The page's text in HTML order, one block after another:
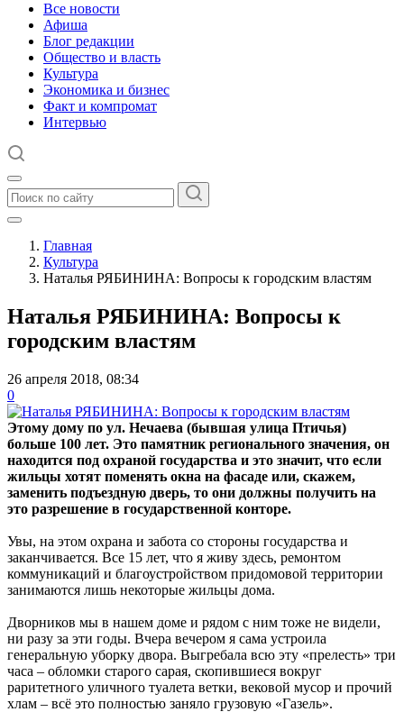
Все новости
Афиша
Блог редакции
Общество и власть
Культура
Экономика и бизнес
Факт и компромат
Интервью
Главная
Культура
Наталья РЯБИНИНА: Вопросы к городским властям
Наталья РЯБИНИНА: Вопросы к
городским властям
26 апреля 2018, 08:34
0
Этому дому по ул. Нечаева (бывшая улица Птичья)
больше 100 лет. Это памятник регионального значения, он
находится под охраной государства и это значит, что если
жильцы хотят поменять окна на фасаде или, скажем,
заменить подъездную дверь, то они должны получить на
это разрешение в государственной конторе.
Увы, на этом охрана и забота со стороны государства и
заканчивается. Все 15 лет, что я живу здесь, ремонтом
коммуникаций и благоустройством придомовой территории
занимаются лишь некоторые жильцы дома.
Дворников мы в нашем доме и рядом с ним тоже не видели,
ни разу за эти годы. Вчера вечером я сама устроила
генеральную уборку двора. Выгребала всю эту «прелесть» три
часа – обломки старого сарая, скопившиеся вокруг
раритетного уличного туалета ветки, вековой мусор и прочий
хлам – всё это полностью заняло грузовую «Газель».